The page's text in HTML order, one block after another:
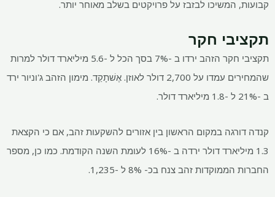
קבועות, המשיכו לבזבז על פרויקטים בשלב מאוחר יותר.
תקציבי חקר
תקציבי חקר הזהב ירדו ב -7% בסך הכל ל -5.6 מיליארד דולר למרות
שהמחירים עמדו על 2,700 דולר לאוזן. אֶשׁתָקַד. מימון הזהב ג'וניור ירד
ב -21% ל -1.8 מיליארד דולר.
קנדה דורגה במקום הראשון בין אזורים להשקעות זהב, אם כי הקצאת
1.3 מיליארד דולר ירדה ב -16% לעומת השנה הקודמת. כמו כן, מספר
החברות הממוקדות זהב צנח בכ- 8% ל -1,235.